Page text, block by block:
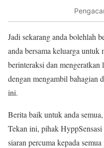
Jadi sekarang anda bolehlah
anda bersama keluarga
berinteraksi dan
dengan mengambil bahagian
ini.
Berita baik untuk anda
Tekan ini, pihak
siaran percuma kepada